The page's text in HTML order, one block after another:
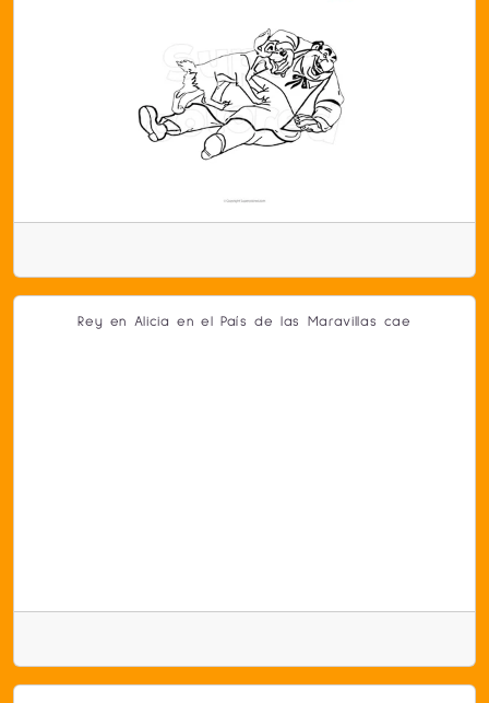
Rey en Alicia en el País de las Maravillas cae